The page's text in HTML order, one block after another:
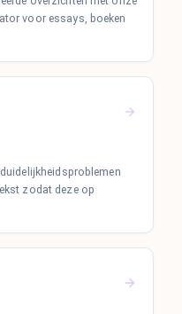
voor essays, boeken
zodat deze op